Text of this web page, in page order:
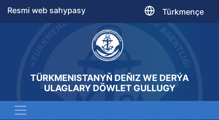
Resmi web sahypasy Türkmençe
TÜRKMENISTANYŇ DEŇIZ WE DERÝA
ULAGLARY DÖWLET GULLUGY